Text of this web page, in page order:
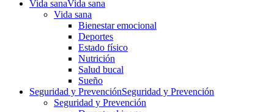
Vida sanaVida sana
Vida sana
Bienestar emocional
Deportes
Estado físico
Nutrición
Salud bucal
Sueño
Seguridad y PrevenciónSeguridad y Prevención
Seguridad y Prevención